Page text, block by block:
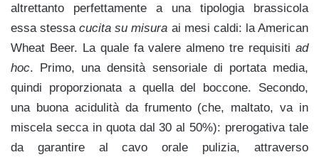
altrettanto perfettamente a una tipologia brassicola
essa stessacucita su misura ai mesi caldi: la American
Wheat Beer. La quale fa valere almeno tre requisiti ad
hoc. Primo, una densità sensoriale di portata media,
quindi proporzionata a quella del boccone. Secondo,
una buona acidulità da frumento (che, maltato, va in
miscela secca in quota dal 30 al 50%): prerogativa tale
da garantire al cavo orale pulizia, attraverso